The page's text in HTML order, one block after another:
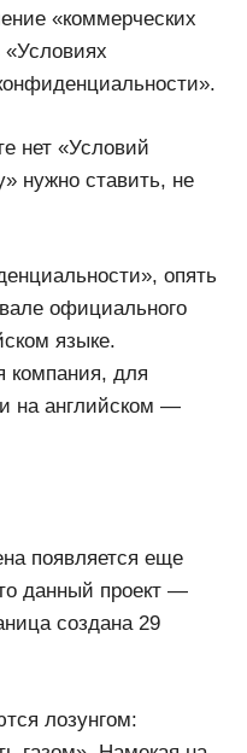
«коммерческих
нет «Условий
нужно ставить, не
опять
официального
языке.
компания, для
на английском —
появляется еще
данный проект —
создана 29
лозунгом: